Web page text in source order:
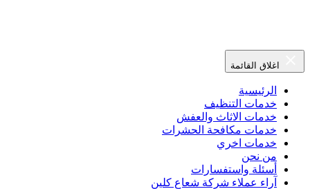
اغلاق القائمة
الرئيسية
خدمات التنظيف
خدمات الاثاث والعفش
خدمات مكافحة الحشرات
خدمات اخري
من نحن
أسئلة واستفسارات
آراء عملاء شركة شعاع كلين